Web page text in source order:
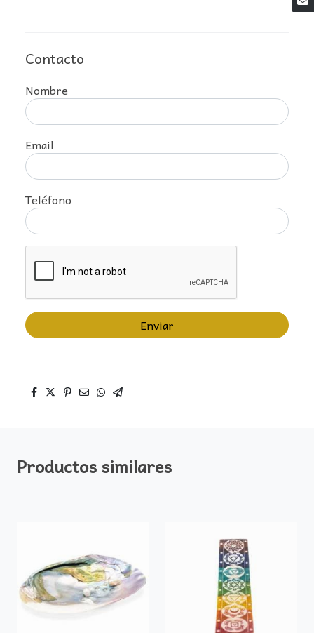
Contacto
Nombre
Email
Teléfono
Enviar
Productos similares